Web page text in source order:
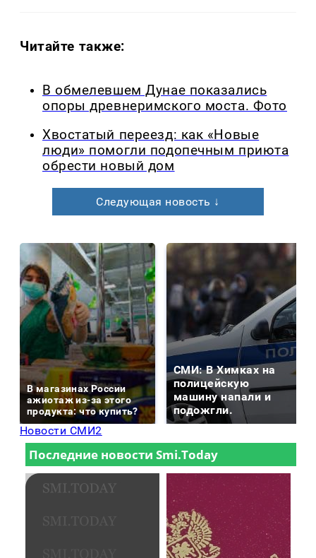
Читайте также:
В обмелевшем Дунае показались
опоры древнеримского моста. Фото
Хвостатый переезд: как «Новые
люди» помогли подопечным приюта
обрести новый дом
Следующая новость ↓
В магазинах России
ажиотаж из-за этого
продукта: что купить?
СМИ: В Химках на
полицейскую
машину напали и
подожгли.
Новости СМИ2